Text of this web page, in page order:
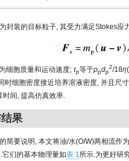
封装的目标粒子, 其受力满足Stokes应
细胞质量和运动速度; τp等于ρpdp
2/18η(
时细胞密度接近培养溶液密度, 并且尺
时间, 提高仿真效率.
果
简要说明, 本文将油/水(O/W)两相流作
们的基本物理量如表 1所示.为更好研